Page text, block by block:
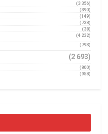
(3 356)
(390)
(149)
(738)
(38)
(4 232)
(793)
(2 693)
(800)
(958)